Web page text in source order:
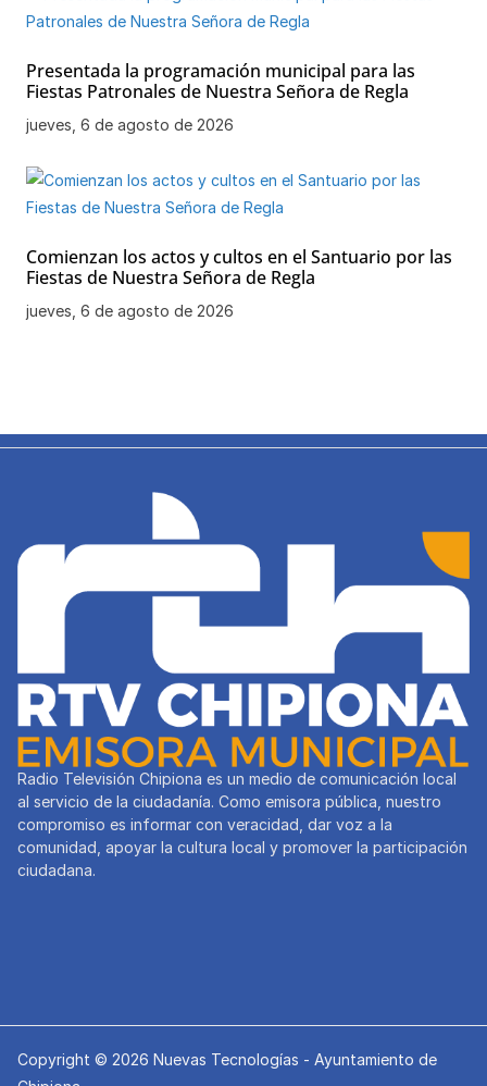
Presentada la programación municipal para las
Fiestas Patronales de Nuestra Señora de Regla
jueves, 6 de agosto de 2026
Comienzan los actos y cultos en el Santuario por las
Fiestas de Nuestra Señora de Regla
jueves, 6 de agosto de 2026
Radio Televisión Chipiona es un medio de comunicación local
al servicio de la ciudadanía. Como emisora pública, nuestro
compromiso es informar con veracidad, dar voz a la
comunidad, apoyar la cultura local y promover la participación
ciudadana.
Copyright © 2026 Nuevas Tecnologías - Ayuntamiento de